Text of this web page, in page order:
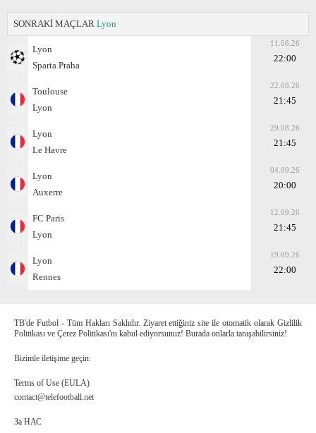
SONRAKİ MAÇLAR Lyon
Lyon
Sparta Praha
11.08.26
22:00
Toulouse
Lyon
22.08.26
21:45
Lyon
Le Havre
29.08.26
21:45
Lyon
Auxerre
04.09.26
20:00
FC Paris
Lyon
12.09.26
21:45
Lyon
Rennes
19.09.26
22:00
TB'de Futbol - Tüm Hakları Saklıdır. Ziyaret ettiğiniz site ile otomatik olarak Gizlilik
Politikası ve Çerez Politikası'nı kabul ediyorsunuz! Burada onlarla tanışabilirsiniz!
Bizimle iletişime geçin:
Terms of Use (EULA)
contact@telefootball.net
За НАС